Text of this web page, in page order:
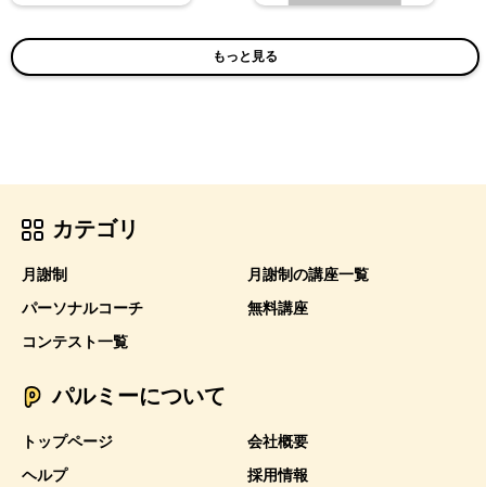
もっと見る
カテゴリ
月謝制
月謝制の講座一覧
パーソナルコーチ
無料講座
コンテスト一覧
パルミーについて
トップページ
会社概要
ヘルプ
採用情報